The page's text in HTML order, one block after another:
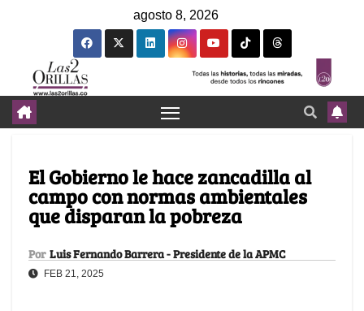
agosto 8, 2026
El Gobierno le hace zancadilla al
campo con normas ambientales
que disparan la pobreza
Por Luis Fernando Barrera - Presidente de la APMC
FEB 21, 2025